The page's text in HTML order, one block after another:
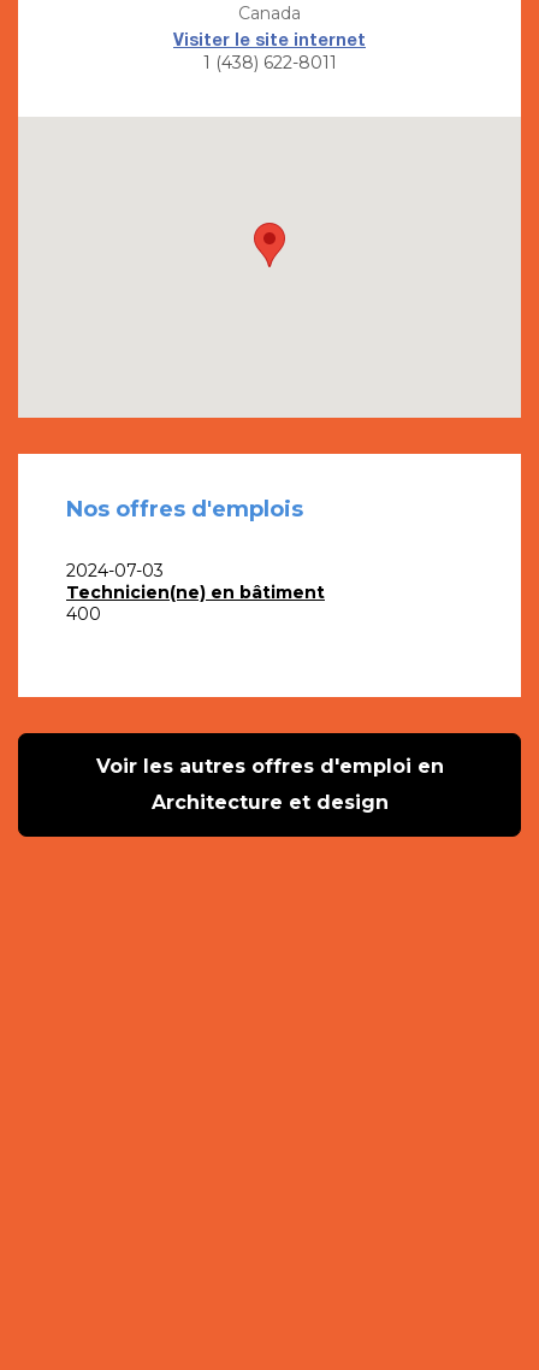
Canada
Visiter le site internet
1 (438) 622-8011
Nos offres d'emplois
2024-07-03
Technicien(ne) en bâtiment
400
Voir les autres offres d'emploi en
Architecture et design